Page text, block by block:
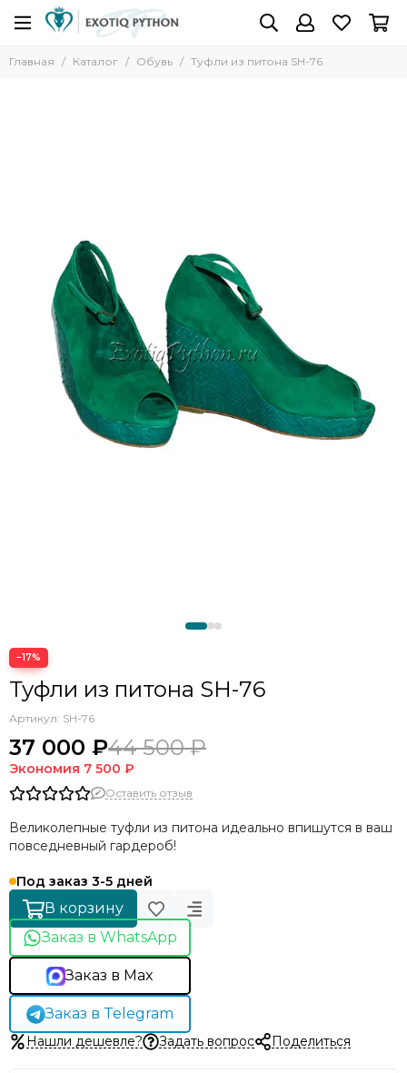
Главная Каталог Обувь Туфли из питона SH-76
−17%
Туфли из питона SH-76
Артикул: SH-76
37 000 ₽44 500 ₽
Экономия 7 500 ₽
Оставить отзыв
Великолепные туфли из питона идеально впишутся в ваш
повседневный гардероб!
Под заказ 3-5 дней
В корзину
Заказ в WhatsApp
Заказ в Max
Заказ в Telegram
Нашли дешевле? Задать вопрос Поделиться